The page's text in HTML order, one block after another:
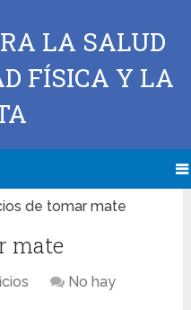
LA SALUD
FÍSICA Y LA
de tomar mate
mate
No hay